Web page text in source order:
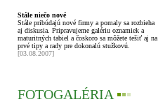
Stále niečo nové
Stále pribúdajú nové firmy a pomaly sa rozbieha
aj diskusia. Pripravujeme galériu oznamiek a
maturitných tabiel a čoskoro sa môžete tešiť aj na
prvé tipy a rady pre dokonalú stužkovú.
[03.08.2007]
FOTOGALÉRIA ▪▪▪